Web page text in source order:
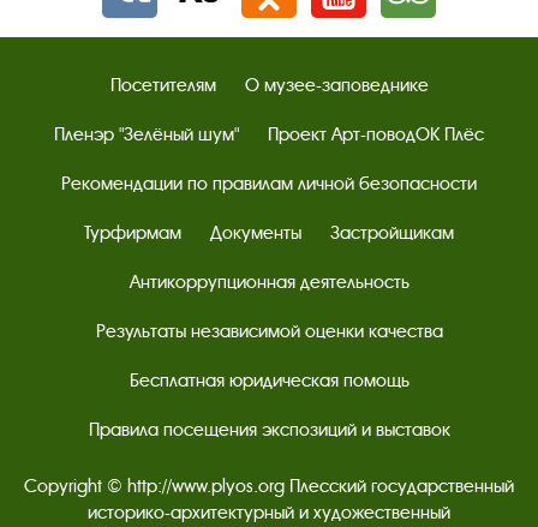
Посетителям О музее-заповеднике
Пленэр "Зелёный шум" Проект Арт-поводОК Плёс
Рекомендации по правилам личной безопасности
Турфирмам Документы Застройщикам
Антикоррупционная деятельность
Результаты независимой оценки качества
Бесплатная юридическая помощь
Правила посещения экспозиций и выставок
Copyright © http://www.plyos.org Плесский государственный
историко-архитектурный и художественный